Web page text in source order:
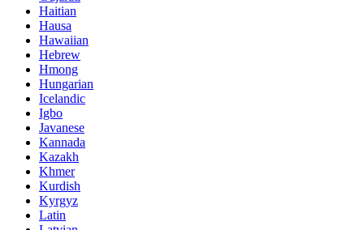
Haitian
Hausa
Hawaiian
Hebrew
Hmong
Hungarian
Icelandic
Igbo
Javanese
Kannada
Kazakh
Khmer
Kurdish
Kyrgyz
Latin